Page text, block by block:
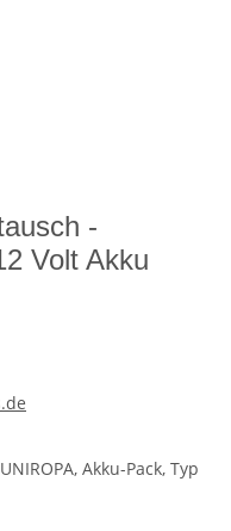
-
Volt Akku
Akku-Pack, Typ